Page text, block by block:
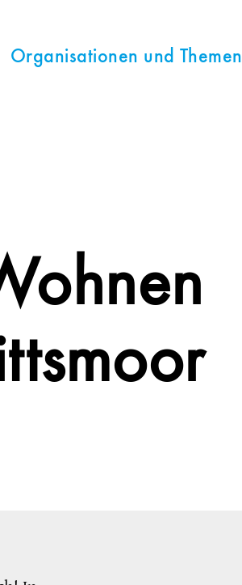
Organisationen und Themen